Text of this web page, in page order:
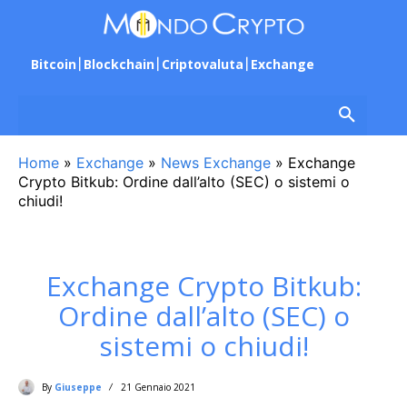
Bitcoin Blockchain Criptovaluta Exchange
Home » Exchange » News Exchange » Exchange
Crypto Bitkub: Ordine dall’alto (SEC) o sistemi o
chiudi!
Exchange Crypto Bitkub:
Ordine dall’alto (SEC) o
sistemi o chiudi!
By Giuseppe 21 Gennaio 2021